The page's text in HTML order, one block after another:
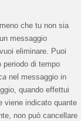
che tu non sia
messaggio
eliminare. Puoi
periodo di tempo
nel messaggio in
quando effettui
viene indicato quante
non può cancellare